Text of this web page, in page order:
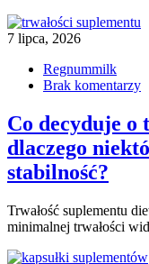
7 lipca, 2026
Regnummilk
Brak komentarzy
Co decyduje o
dlaczego
stabilność?
Trwałość suplementu
minimalnej trwałości